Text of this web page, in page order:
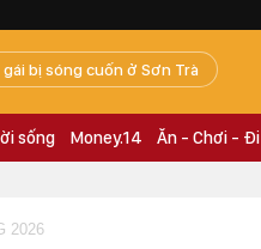
gái bị sóng cuốn ở Sơn Trà
sống Money.14 Ăn - Chơi - Đi
2026